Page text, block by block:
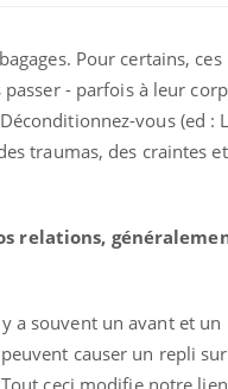
Pour certains, ces
- parfois à leur
vous (ed :
traumas, des craintes et
relations,
a souvent un avant et un
causer un repli sur
ceci modifie notre